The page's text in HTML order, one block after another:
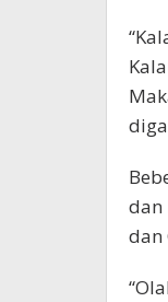
dan
dan